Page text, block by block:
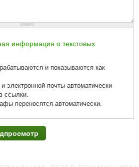
информация о текстовых
и показываются как
электронной почты автоматически
ссылки.
переносятся автоматически.